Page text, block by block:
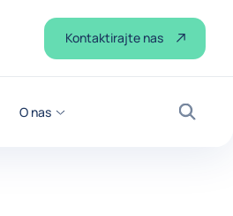
O nas
Iskanje
Kontaktirajte nas